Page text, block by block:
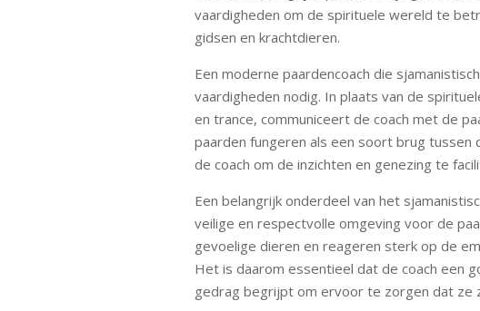
vaardigheden om de spirituele wereld te
gidsen en krachtdieren.
Een moderne paardencoach die
vaardigheden nodig. In plaats van de
en trance, communiceert de coach met de
paarden fungeren als een soort brug tussen
de coach om de inzichten en genezing te
Een belangrijk onderdeel van het
veilige en respectvolle omgeving voor de
gevoelige dieren en reageren sterk op de
Het is daarom essentieel dat de coach een
gedrag begrijpt om ervoor te zorgen dat ze